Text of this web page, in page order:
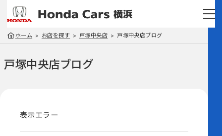
ホーム お店を探す 戸塚中央店 戸塚中央店ブログ
戸塚中央店ブログ
表示エラー